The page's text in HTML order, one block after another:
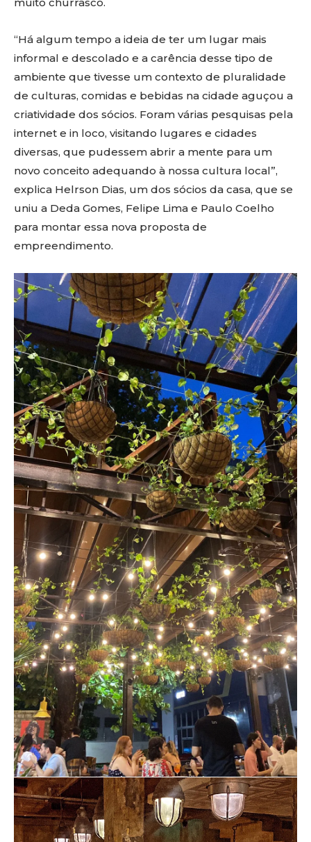
muito churrasco.
“Há algum tempo a ideia de ter um lugar mais
informal e descolado e a carência desse tipo de
ambiente que tivesse um contexto de pluralidade
de culturas, comidas e bebidas na cidade aguçou a
criatividade dos sócios. Foram várias pesquisas pela
internet e in loco, visitando lugares e cidades
diversas, que pudessem abrir a mente para um
novo conceito adequando à nossa cultura local”,
explica Helrson Dias, um dos sócios da casa, que se
uniu a Deda Gomes, Felipe Lima e Paulo Coelho
para montar essa nova proposta de
empreendimento.